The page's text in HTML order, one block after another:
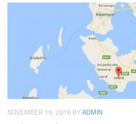
NOVEMBER 19, 2016 BY ADMIN